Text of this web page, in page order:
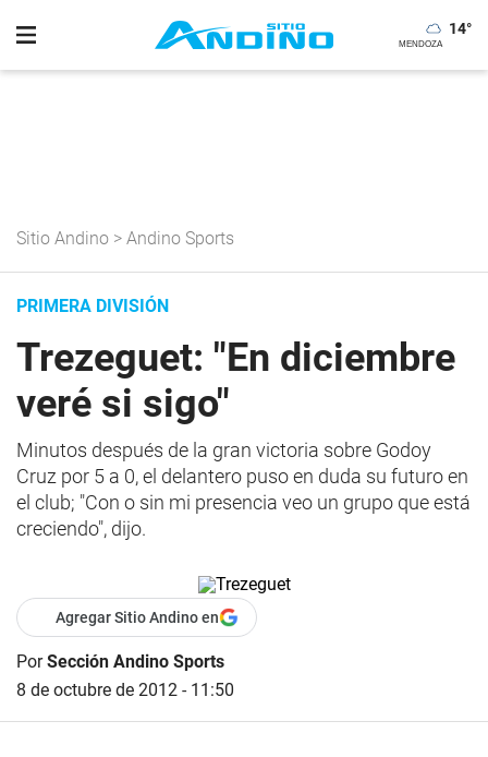
14°
Sitio Andino > Andino Sports
PRIMERA DIVISIÓN
Trezeguet: "En diciembre
veré si sigo"
Minutos después de la gran victoria sobre Godoy
Cruz por 5 a 0, el delantero puso en duda su futuro en
el club; "Con o sin mi presencia veo un grupo que está
creciendo", dijo.
Agregar Sitio Andino en
PorSección Andino Sports
8 de octubre de 2012 - 11:50